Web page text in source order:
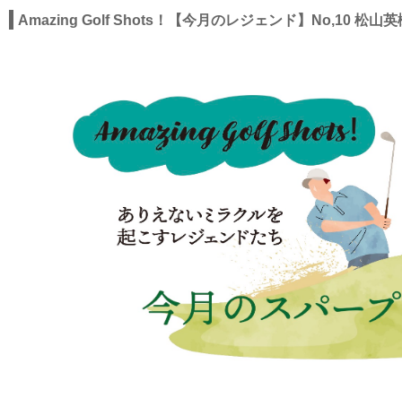
Amazing Golf Shots！【今月のレジェンド】No,10 松山英